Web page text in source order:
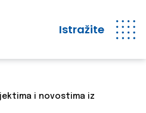
Istražite
i novostima iz